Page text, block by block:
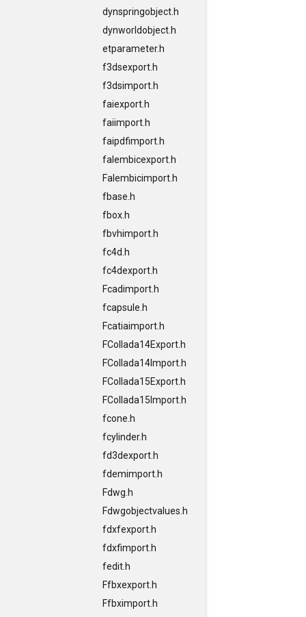
dynspringobject.h
dynworldobject.h
etparameter.h
f3dsexport.h
f3dsimport.h
faiexport.h
faiimport.h
faipdfimport.h
falembicexport.h
Falembicimport.h
fbase.h
fbox.h
fbvhimport.h
fc4d.h
fc4dexport.h
Fcadimport.h
fcapsule.h
Fcatiaimport.h
FCollada14Export.h
FCollada14Import.h
FCollada15Export.h
FCollada15Import.h
fcone.h
fcylinder.h
fd3dexport.h
fdemimport.h
Fdwg.h
Fdwgobjectvalues.h
fdxfexport.h
fdxfimport.h
fedit.h
Ffbxexport.h
Ffbximport.h